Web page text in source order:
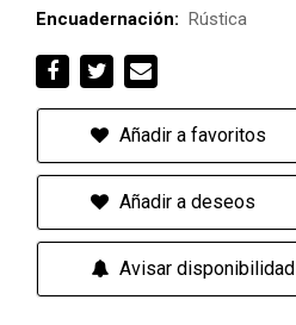
Encuadernación: Rústica
Añadir a favoritos
Añadir a deseos
Avisar disponibilidad